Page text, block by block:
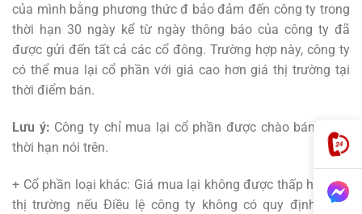
của mình bằng phương thức đ bảo đảm đến công ty trong
thời hạn 30 ngày kể từ ngày thông báo của công ty đã
được gửi đến tất cả các cổ đông. Trường hợp này, công ty
có thể mua lại cổ phần với giá cao hơn giá thị trường tại
thời điểm bán.
Lưu ý: Công ty chỉ mua lại cổ phần được chào bán trong
thời hạn nói trên.
+ Cổ phần loại khác: Giá mua lại không được thấp hơn giá
thị trường nếu Điều lệ công ty không có quy định hoặc